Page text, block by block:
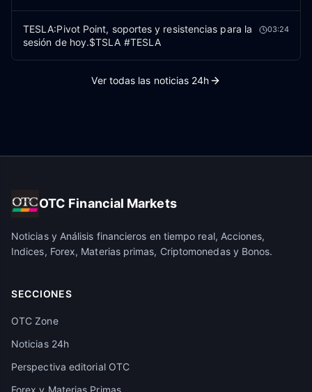
TESLA:Pivot Point, soportes y resistencias para la
sesión de hoy.$TSLA #TESLA
03:24
Ver todas las noticias 24h
OTC Financial Markets
Noticias y Análisis financieros en tiempo real, Acciones,
Indices, Forex, Materias primas, Criptomonedas y Bonos.
SECCIONES
OTC Zone
Noticias 24h
Perspectiva editorial OTC